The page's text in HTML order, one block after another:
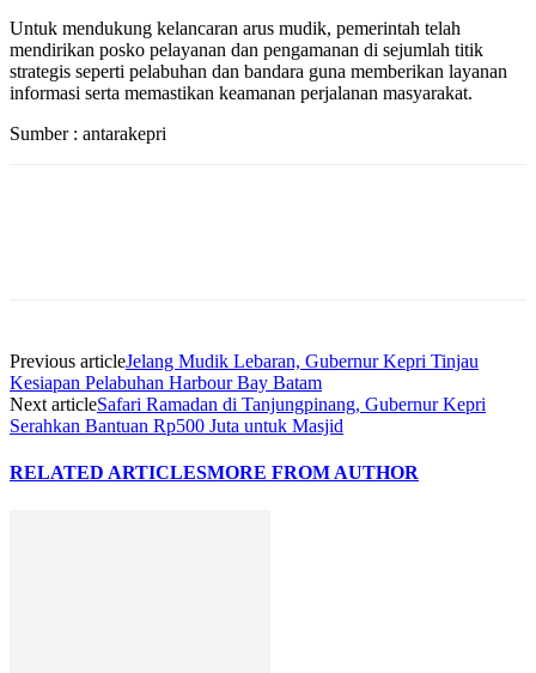
Untuk mendukung kelancaran arus mudik, pemerintah telah
mendirikan posko pelayanan dan pengamanan di sejumlah titik
strategis seperti pelabuhan dan bandara guna memberikan layanan
informasi serta memastikan keamanan perjalanan masyarakat.
Sumber : antarakepri
Previous articleJelang Mudik Lebaran, Gubernur Kepri Tinjau
Kesiapan Pelabuhan Harbour Bay Batam
Next articleSafari Ramadan di Tanjungpinang, Gubernur Kepri
Serahkan Bantuan Rp500 Juta untuk Masjid
RELATED ARTICLESMORE FROM AUTHOR